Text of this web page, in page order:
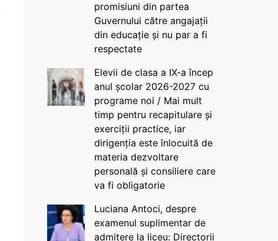
promisiuni din partea
Guvernului către angajații
din educație și nu par a fi
respectate
Elevii de clasa a IX-a încep
anul școlar 2026-2027 cu
programe noi / Mai mult
timp pentru recapitulare și
exerciții practice, iar
dirigenția este înlocuită de
materia dezvoltare
personală și consiliere care
va fi obligatorie
Luciana Antoci, despre
examenul suplimentar de
admitere la liceu: Directorii